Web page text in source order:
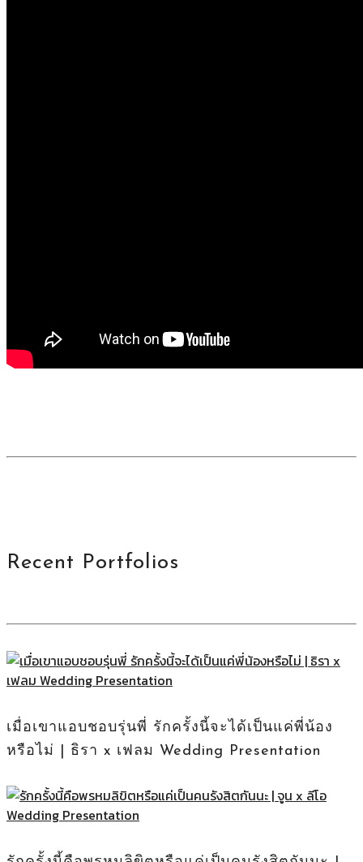
Recent Portfolios
เมื่อเขาแอบชอบรุ่นพี่ รักครั้งนี้จะได้เป็นแค่พี่น้อง
หรือไม่ | ธิรา x เฟลม Wedding Presentation